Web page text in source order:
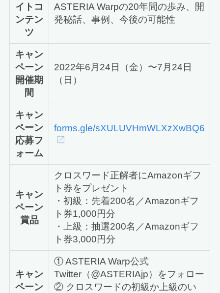
イトコ
ンテン
ツ
ASTERIA Warpの20年間の歩み、開
発秘話、事例、今後の可能性
キャン
ペーン
開催期
間
2022年6月24日（金）〜7月24日
（日）
キャン
ペーン
応募フ
ォーム
forms.gle/sXULUVHmWLXzXwBQ6
キャン
ペーン
賞品
クロスワード正解者にAmazonギフ
ト券をプレゼント
・初級：先着200名／Amazonギフ
ト券1,000円分
・上級：抽選200名／Amazonギフ
ト券3,000円分
キャン
ペーン
① ASTERIA Warp公式
Twitter（@ASTERIAjp）をフォロー
② クロスワードの初級か上級のい